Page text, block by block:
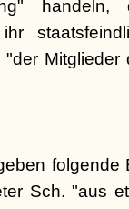
Mitglieder
folgende
Sch. "aus